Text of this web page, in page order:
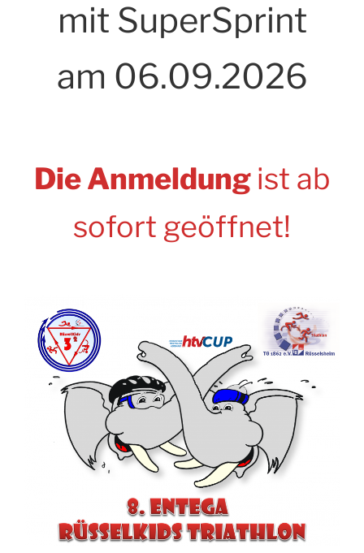
mit SuperSprint
am 06.09.2026
Die Anmeldung ist ab
sofort geöffnet!